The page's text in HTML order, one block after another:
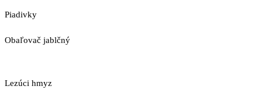
Piadivky
Obaľovač jablčný
Lezúci hmyz